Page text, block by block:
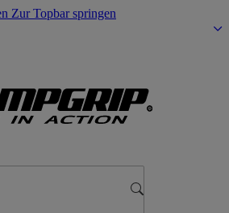
Zur Topbar springen